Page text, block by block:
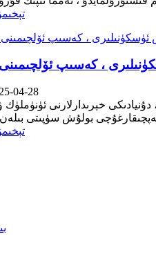
، كەسىپ ئۆلچىمىنى
04-28
خېرىدارلارنى ئۈنۈملۈك